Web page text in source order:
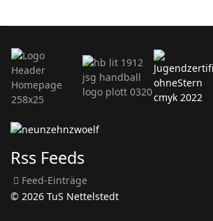
Rss Feeds
Feed-Einträge
© 2026 TuS Nettelstedt